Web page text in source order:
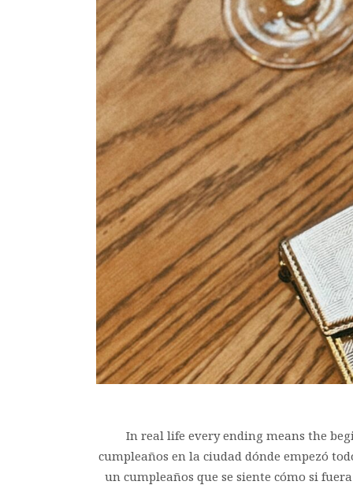
In real life every ending means the
cumpleaños en la ciudad dónde empezó
un cumpleaños que se siente cómo si